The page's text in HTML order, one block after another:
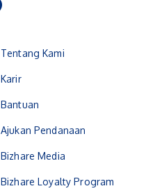
Tentang Kami
Karir
Bantuan
Ajukan Pendanaan
Bizhare Media
Bizhare Loyalty Program